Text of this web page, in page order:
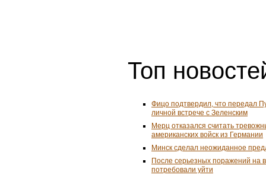
Топ
Фицо подтвердил, что передал
личной встрече с Зеленским
Мерц отказался считать
американских войск из Германии
Минск сделал неожиданное
После серьезных поражений на
потребовали уйти